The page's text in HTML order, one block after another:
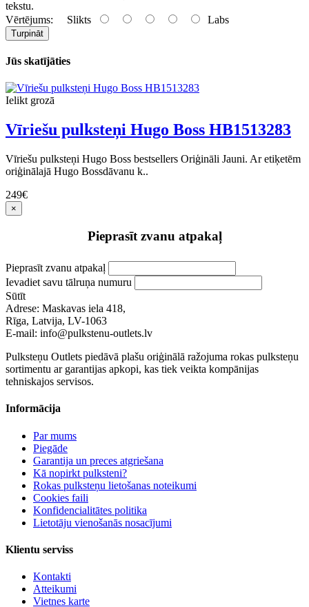
tekstu.
Vērtējums: Slikts Labs
Turpināt
Jūs skatījāties
Ielikt grozā
Vīriešu pulksteņi Hugo Boss HB1513283
Vīriešu pulksteņi Hugo Boss bestsellers Oriģināli Jauni. Ar etiķetēm
oriģinālajā Hugo Bossdāvanu k..
249€
×
Pieprasīt zvanu atpakaļ
Pieprasīt zvanu atpakaļ
Ievadiet savu tālruņa numuru
Sūtīt
Adrese: Maskavas iela 418,
Rīga, Latvija, LV-1063
E-mail: info@pulkstenu-outlets.lv
Pulksteņu Outlets piedāvā plašu oriģinālā ražojuma rokas pulksteņu
sortimentu ar garantijas apkopi, kas tiek veikta kompānijas
tehniskajos servisos.
Informācija
Par mums
Piegāde
Garantija un preces atgriešana
Kā nopirkt pulksteni?
Rokas pulksteņu lietošanas noteikumi
Cookies faili
Konfidencialitātes politika
Lietotāju vienošanās nosacījumi
Klientu serviss
Kontakti
Atteikumi
Vietnes karte